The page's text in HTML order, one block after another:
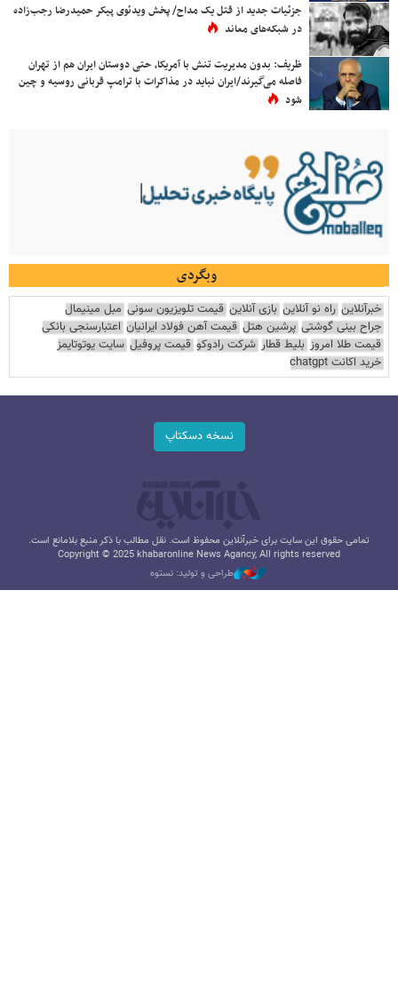
جزئیات جدید از قتل یک مداح/ پخش ویدئوی پیکر حمیدرضا رجب‌زاده
در شبکه‌های معاند
ظریف: بدون مدیریت تنش با آمریکا، حتی دوستان ایران هم از تهران
فاصله می‌گیرند/ایران نباید در مذاکرات با ترامپ قربانی روسیه و چین
شود
وبگردی
خبرآنلاین راه نو آنلاین بازی آنلاین قیمت تلویزیون سونی مبل مینیمال
جراح بینی گوشتی پرشین هتل قیمت آهن فولاد ایرانیان اعتبارسنجی بانکی
قیمت طلا امروز بلیط قطار شرکت رادوکو قیمت پروفیل سایت یوتوتایمز
خرید اکانت chatgpt
نسخه دسکتاپ
تمامی حقوق این سایت برای خبرآنلاین محفوظ است. نقل مطالب با ذکر منبع بلامانع است.
Copyright © 2025 khabaronline News Agancy, All rights reserved
طراحی و تولید: نستوه